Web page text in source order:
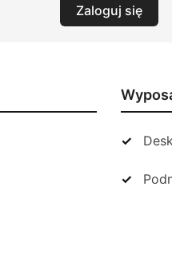
Zaloguj się